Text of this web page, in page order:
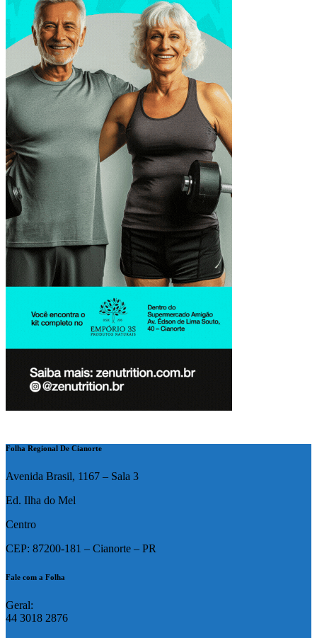
Folha Regional De Cianorte
Avenida Brasil, 1167 – Sala 3
Ed. Ilha do Mel
Centro
CEP: 87200-181 – Cianorte – PR
Fale com a Folha
Geral:
44 3018 2876